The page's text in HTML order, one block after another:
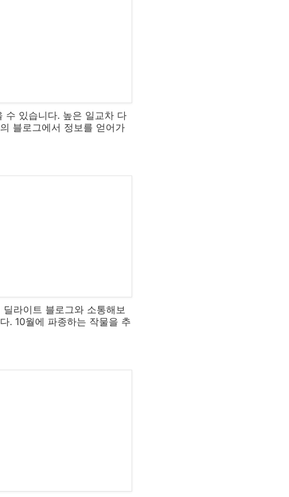
수 있습니다. 높은 일교차 다
블로그에서 정보를 얻어가
라이트 블로그와 소통해보
. 10월에 파종하는 작물을 추